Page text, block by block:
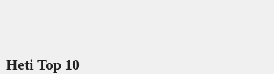
Heti Top 10